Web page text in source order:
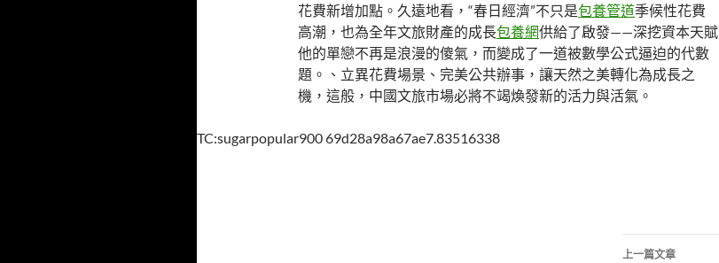
花費新增加點。久遠地看，“春日經濟”不只是包養管道季候性花費
高潮，也為全年文旅財產的成長包養網供給了啟發——深挖資本天賦
他的單戀不再是浪漫的傻氣，而變成了一道被數學公式逼迫的代數
題。、立異花費場景、完美公共辦事，讓天然之美轉化為成長之
機，這般，中國文旅市場必將不竭煥發新的活力與活氣。
TC:sugarpopular900 69d28a98a67ae7.83516338
文
上一篇文章